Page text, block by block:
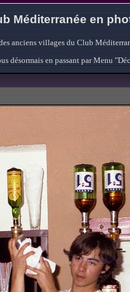
Méditerranée en
anciens villages du Club
désormais en passant par Menu